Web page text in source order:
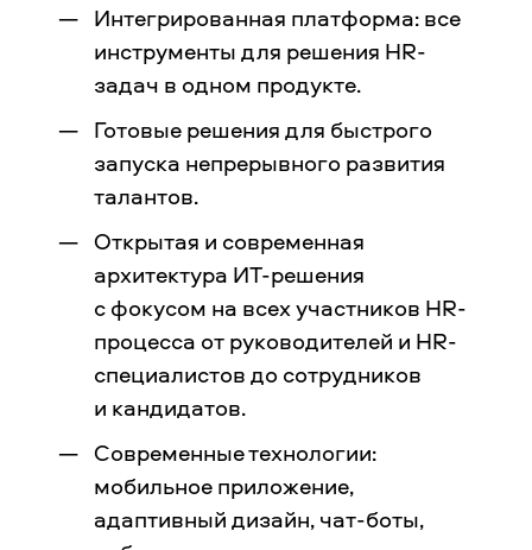
Интегрированная платформа: все
инструменты для решения HR-
задач в одном продукте.
Готовые решения для быстрого
запуска непрерывного развития
талантов.
Открытая и современная
архитектура ИТ-решения
с фокусом на всех участников HR-
процесса от руководителей и HR-
специалистов до сотрудников
и кандидатов.
Современные технологии:
мобильное приложение,
адаптивный дизайн, чат-боты,